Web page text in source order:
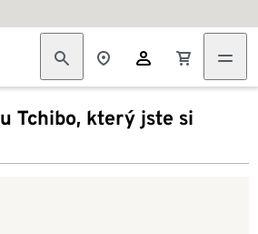
Tchibo, který jste si